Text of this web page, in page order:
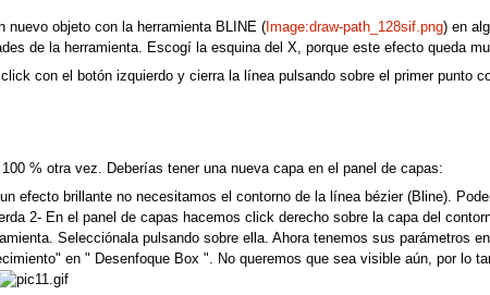
nuevo objeto con la herramienta BLINE (Image:draw-path_128sif.png) en
de la herramienta. Escogí la esquina del X, porque este efecto queda
con el botón izquierdo y cierra la línea pulsando sobre el primer punto
% otra vez. Deberías tener una nueva capa en el panel de capas:
efecto brillante no necesitamos el contorno de la línea bézier (Bline).
2- En el panel de capas hacemos click derecho sobre la capa del
Selecciónala pulsando sobre ella. Ahora tenemos sus
en " Desenfoque Box ". No queremos que sea visible aún, por lo